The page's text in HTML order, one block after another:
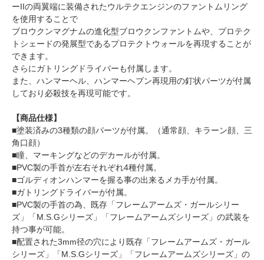
ーIIの両翼端に装備されたウルテクエンジンのファントムリング
を使用することで
ブロウクンマグナムの進化型ブロウクンファントムや、プロテク
トシェードの発展型であるプロテクトウォールを再現することが
できます。
さらにガトリングドライバーも付属します。
また、ハンマーヘル、ハンマーヘブン再現用の釘状パーツが付属
しており必殺技を再現可能です。
【商品仕様】
■塗装済みの3種類の顔パーツが付属。（通常顔、キラーン顔、三
角口顔）
■瞳、マーキングなどのデカールが付属。
■PVC製の手首が左右それぞれ4種付属。
■ゴルディオンハンマーを握る事の出来るメカ手が付属。
■ガトリングドライバーが付属。
■PVC製の手首の為、既存「フレームアームズ・ガールシリー
ズ」「M.S.Gシリーズ」「フレームアームズシリーズ」の武装を
持つ事が可能。
■配置された3mm径の穴により既存「フレームアームズ・ガール
シリーズ」「M.S.Gシリーズ」「フレームアームズシリーズ」の